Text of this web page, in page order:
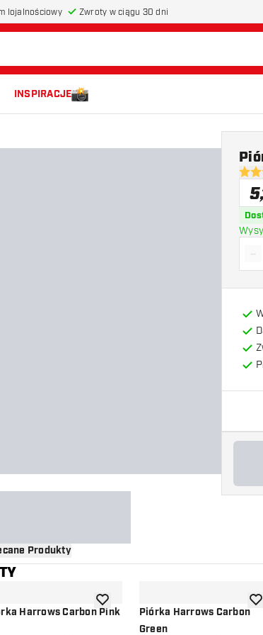
lojalnościowy Zwroty w ciągu 30 dni
INSPIRACJE
4.2
5
-
Produkty
Harrows Carbon Pinkdodaj do listy życzeńPiórka Harrows Carbon
Green